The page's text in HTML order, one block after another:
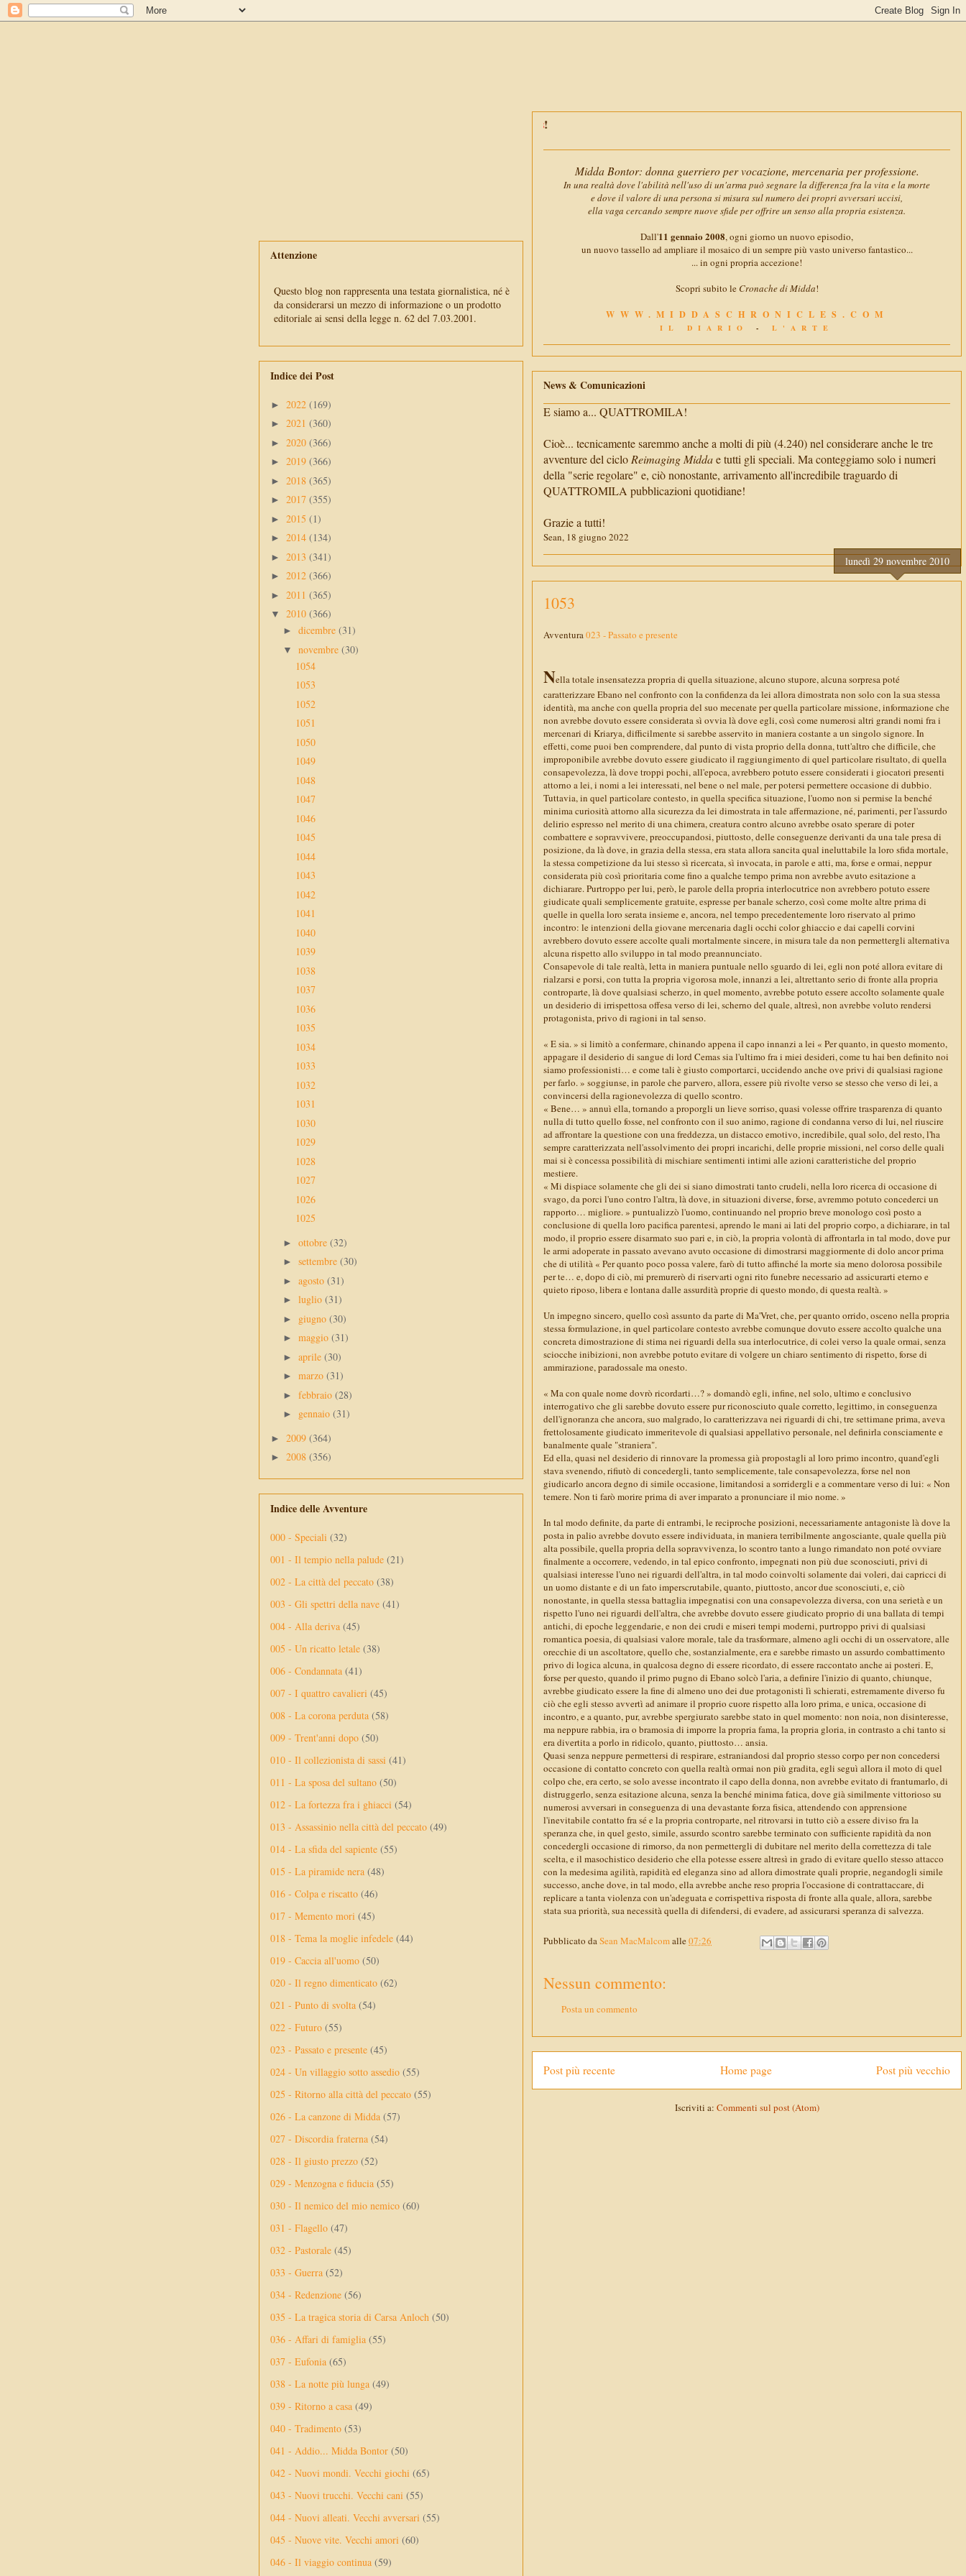
Midda Bontor: donna guerriero per vocazione, mercenaria per professione.
In una realtà dove l'abilità nell'uso di un'arma può segnare la differenza fra la vita e la morte
e dove il valore di una persona si misura sul numero dei propri avversari uccisi,
ella vaga cercando sempre nuove sfide per offrire un senso alla propria esistenza.
Dall'11 gennaio 2008, ogni giorno un nuovo episodio,
un nuovo tassello ad ampliare il mosaico di un sempre più vasto universo fantastico...
... in ogni propria accezione!
Scopri subito le Cronache di Midda!
WWW.MIDDASCHRONICLES.COM
IL DIARIO - L'ARTE
News & Comunicazioni
E siamo a... QUATTROMILA!
Cioè... tecnicamente saremmo anche a molti di più (4.240) nel considerare anche le tre
avventure del cicloReimaging Middae tutti gli speciali. Ma conteggiamo solo i numeri
della "serie regolare" e, ciò nonostante, arrivamento all'incredibile traguardo di
QUATTROMILA pubblicazioni quotidiane!
Grazie a tutti!
Sean, 18 giugno 2022
lunedì 29 novembre 2010
1053
Avventura023 - Passato e presente
Nella totale insensatezza propria di quella situazione, alcuno stupore, alcuna sorpresa poté
caratterizzare Ebano nel confronto con la confidenza da lei allora dimostrata non solo con la sua stessa
identità, ma anche con quella propria del suo mecenate per quella particolare missione, informazione che
non avrebbe dovuto essere considerata sì ovvia là dove egli, così come numerosi altri grandi nomi fra i
mercenari di Kriarya, difficilmente si sarebbe asservito in maniera costante a un singolo signore. In
effetti, come puoi ben comprendere, dal punto di vista proprio della donna, tutt'altro che difficile, che
improponibile avrebbe dovuto essere giudicato il raggiungimento di quel particolare risultato, di quella
consapevolezza, là dove troppi pochi, all'epoca, avrebbero potuto essere considerati i giocatori presenti
attorno a lei, i nomi a lei interessati, nel bene o nel male, per potersi permettere occasione di dubbio.
Tuttavia, in quel particolare contesto, in quella specifica situazione, l'uomo non si permise la benché
minima curiosità attorno alla sicurezza da lei dimostrata in tale affermazione, né, parimenti, per l'assurdo
delirio espresso nel merito di una chimera, creatura contro alcuno avrebbe osato sperare di poter
combattere e sopravvivere, preoccupandosi, piuttosto, delle conseguenze derivanti da una tale presa di
posizione, da là dove, in grazia della stessa, era stata allora sancita qual ineluttabile la loro sfida mortale,
la stessa competizione da lui stesso sì ricercata, sì invocata, in parole e atti, ma, forse e ormai, neppur
considerata più così prioritaria come fino a qualche tempo prima non avrebbe avuto esitazione a
dichiarare. Purtroppo per lui, però, le parole della propria interlocutrice non avrebbero potuto essere
giudicate quali semplicemente gratuite, espresse per banale scherzo, così come molte altre prima di
quelle in quella loro serata insieme e, ancora, nel tempo precedentemente loro riservato al primo
incontro: le intenzioni della giovane mercenaria dagli occhi color ghiaccio e dai capelli corvini
avrebbero dovuto essere accolte quali mortalmente sincere, in misura tale da non permettergli alternativa
alcuna rispetto allo sviluppo in tal modo preannunciato.
Consapevole di tale realtà, letta in maniera puntuale nello sguardo di lei, egli non poté allora evitare di
rialzarsi e porsi, con tutta la propria vigorosa mole, innanzi a lei, altrettanto serio di fronte alla propria
controparte, là dove qualsiasi scherzo, in quel momento, avrebbe potuto essere accolto solamente quale
un desiderio di irrispettosa offesa verso di lei, scherno del quale, altresì, non avrebbe voluto rendersi
protagonista, privo di ragioni in tal senso.
« E sia. » si limitò a confermare, chinando appena il capo innanzi a lei « Per quanto, in questo momento,
appagare il desiderio di sangue di lord Cemas sia l'ultimo fra i miei desideri, come tu hai ben definito noi
siamo professionisti… e come tali è giusto comportarci, uccidendo anche ove privi di qualsiasi ragione
per farlo. » soggiunse, in parole che parvero, allora, essere più rivolte verso se stesso che verso di lei, a
convincersi della ragionevolezza di quello scontro.
« Bene… » annuì ella, tornando a proporgli un lieve sorriso, quasi volesse offrire trasparenza di quanto
nulla di tutto quello fosse, nel confronto con il suo animo, ragione di condanna verso di lui, nel riuscire
ad affrontare la questione con una freddezza, un distacco emotivo, incredibile, qual solo, del resto, l'ha
sempre caratterizzata nell'assolvimento dei propri incarichi, delle proprie missioni, nel corso delle quali
mai si è concessa possibilità di mischiare sentimenti intimi alle azioni caratteristiche del proprio
mestiere.
« Mi dispiace solamente che gli dei si siano dimostrati tanto crudeli, nella loro ricerca di occasione di
svago, da porci l'uno contro l'altra, là dove, in situazioni diverse, forse, avremmo potuto concederci un
rapporto… migliore. » puntualizzò l'uomo, continuando nel proprio breve monologo così posto a
conclusione di quella loro pacifica parentesi, aprendo le mani ai lati del proprio corpo, a dichiarare, in tal
modo, il proprio essere disarmato suo pari e, in ciò, la propria volontà di affrontarla in tal modo, dove pur
le armi adoperate in passato avevano avuto occasione di dimostrarsi maggiormente di dolo ancor prima
che di utilità « Per quanto poco possa valere, farò di tutto affinché la morte sia meno dolorosa possibile
per te… e, dopo di ciò, mi premurerò di riservarti ogni rito funebre necessario ad assicurarti eterno e
quieto riposo, libera e lontana dalle assurdità proprie di questo mondo, di questa realtà. »
Un impegno sincero, quello così assunto da parte di Ma'Vret, che, per quanto orrido, osceno nella propria
stessa formulazione, in quel particolare contesto avrebbe comunque dovuto essere accolto qualche una
concreta dimostrazione di stima nei riguardi della sua interlocutrice, di colei verso la quale ormai, senza
sciocche inibizioni, non avrebbe potuto evitare di volgere un chiaro sentimento di rispetto, forse di
ammirazione, paradossale ma onesto.
« Ma con quale nome dovrò ricordarti…? » domandò egli, infine, nel solo, ultimo e conclusivo
interrogativo che gli sarebbe dovuto essere pur riconosciuto quale corretto, legittimo, in conseguenza
dell'ignoranza che ancora, suo malgrado, lo caratterizzava nei riguardi di chi, tre settimane prima, aveva
frettolosamente giudicato immeritevole di qualsiasi appellativo personale, nel definirla consciamente e
banalmente quale "straniera".
Ed ella, quasi nel desiderio di rinnovare la promessa già propostagli al loro primo incontro, quand'egli
stava svenendo, rifiutò di concedergli, tanto semplicemente, tale consapevolezza, forse nel non
giudicarlo ancora degno di simile occasione, limitandosi a sorridergli e a commentare verso di lui: « Non
temere. Non ti farò morire prima di aver imparato a pronunciare il mio nome. »
In tal modo definite, da parte di entrambi, le reciproche posizioni, necessariamente antagoniste là dove la
posta in palio avrebbe dovuto essere individuata, in maniera terribilmente angosciante, quale quella più
alta possibile, quella propria della sopravvivenza, lo scontro tanto a lungo rimandato non poté ovviare
finalmente a occorrere, vedendo, in tal epico confronto, impegnati non più due sconosciuti, privi di
qualsiasi interesse l'uno nei riguardi dell'altra, in tal modo coinvolti solamente dai voleri, dai capricci di
un uomo distante e di un fato imperscrutabile, quanto, piuttosto, ancor due sconosciuti, e, ciò
nonostante, in quella stessa battaglia impegnatisi con una consapevolezza diversa, con una serietà e un
rispetto l'uno nei riguardi dell'altra, che avrebbe dovuto essere giudicato proprio di una ballata di tempi
antichi, di epoche leggendarie, e non dei crudi e miseri tempi moderni, purtroppo privi di qualsiasi
romantica poesia, di qualsiasi valore morale, tale da trasformare, almeno agli occhi di un osservatore, alle
orecchie di un ascoltatore, quello che, sostanzialmente, era e sarebbe rimasto un assurdo combattimento
privo di logica alcuna, in qualcosa degno di essere ricordato, di essere raccontato anche ai posteri. E,
forse per questo, quando il primo pugno di Ebano solcò l'aria, a definire l'inizio di quanto, chiunque,
avrebbe giudicato essere la fine di almeno uno dei due protagonisti lì schierati, estremamente diverso fu
ciò che egli stesso avvertì ad animare il proprio cuore rispetto alla loro prima, e unica, occasione di
incontro, e a quanto, pur, avrebbe spergiurato sarebbe stato in quel momento: non noia, non disinteresse,
ma neppure rabbia, ira o bramosia di imporre la propria fama, la propria gloria, in contrasto a chi tanto si
era divertita a porlo in ridicolo, quanto, piuttosto… ansia.
Quasi senza neppure permettersi di respirare, estraniandosi dal proprio stesso corpo per non concedersi
occasione di contatto concreto con quella realtà ormai non più gradita, egli seguì allora il moto di quel
colpo che, era certo, se solo avesse incontrato il capo della donna, non avrebbe evitato di frantumarlo, di
distruggerlo, senza esitazione alcuna, senza la benché minima fatica, dove già similmente vittorioso su
numerosi avversari in conseguenza di una devastante forza fisica, attendendo con apprensione
l'inevitabile contatto fra sé e la propria controparte, nel ritrovarsi in tutto ciò a essere diviso fra la
speranza che, in quel gesto, simile, assurdo scontro sarebbe terminato con sufficiente rapidità da non
concedergli occasione di rimorso, da non permettergli di dubitare nel merito della correttezza di tale
scelta, e il masochistico desiderio che ella potesse essere altresì in grado di evitare quello stesso attacco
con la medesima agilità, rapidità ed eleganza sino ad allora dimostrate quali proprie, negandogli simile
successo, anche dove, in tal modo, ella avrebbe anche reso propria l'occasione di contrattaccare, di
replicare a tanta violenza con un'adeguata e corrispettiva risposta di fronte alla quale, allora, sarebbe
stata sua priorità, sua necessità quella di difendersi, di evadere, ad assicurarsi speranza di salvezza.
Pubblicato daSean MacMalcomalle 07:26
Nessun commento:
Posta un commento
Post più recente Post più vecchio
Home page
Iscriviti a: Commenti sul post (Atom)
Attenzione
Questo blog non rappresenta una testata giornalistica, né è
da considerarsi un mezzo di informazione o un prodotto
editoriale ai sensi della legge n. 62 del 7.03.2001.
Indice dei Post
► 2022 (169)
► 2021 (360)
► 2020 (366)
► 2019 (366)
► 2018 (365)
► 2017 (355)
► 2015 (1)
► 2014 (134)
► 2013 (341)
► 2012 (366)
► 2011 (365)
▼ 2010 (366)
► dicembre (31)
▼ novembre (30)
1054
1053
1052
1051
1050
1049
1048
1047
1046
1045
1044
1043
1042
1041
1040
1039
1038
1037
1036
1035
1034
1033
1032
1031
1030
1029
1028
1027
1026
1025
► ottobre (32)
► settembre (30)
► agosto (31)
► luglio (31)
► giugno (30)
► maggio (31)
► aprile (30)
► marzo (31)
► febbraio (28)
► gennaio (31)
► 2009 (364)
► 2008 (356)
Indice delle Avventure
000 - Speciali (32)
001 - Il tempio nella palude (21)
002 - La città del peccato (38)
003 - Gli spettri della nave (41)
004 - Alla deriva (45)
005 - Un ricatto letale (38)
006 - Condannata (41)
007 - I quattro cavalieri (45)
008 - La corona perduta (58)
009 - Trent'anni dopo (50)
010 - Il collezionista di sassi (41)
011 - La sposa del sultano (50)
012 - La fortezza fra i ghiacci (54)
013 - Assassinio nella città del peccato (49)
014 - La sfida del sapiente (55)
015 - La piramide nera (48)
016 - Colpa e riscatto (46)
017 - Memento mori (45)
018 - Tema la moglie infedele (44)
019 - Caccia all'uomo (50)
020 - Il regno dimenticato (62)
021 - Punto di svolta (54)
022 - Futuro (55)
023 - Passato e presente (45)
024 - Un villaggio sotto assedio (55)
025 - Ritorno alla città del peccato (55)
026 - La canzone di Midda (57)
027 - Discordia fraterna (54)
028 - Il giusto prezzo (52)
029 - Menzogna e fiducia (55)
030 - Il nemico del mio nemico (60)
031 - Flagello (47)
032 - Pastorale (45)
033 - Guerra (52)
034 - Redenzione (56)
035 - La tragica storia di Carsa Anloch (50)
036 - Affari di famiglia (55)
037 - Eufonia (65)
038 - La notte più lunga (49)
039 - Ritorno a casa (49)
040 - Tradimento (53)
041 - Addio... Midda Bontor (50)
042 - Nuovi mondi. Vecchi giochi (65)
043 - Nuovi trucchi. Vecchi cani (55)
044 - Nuovi alleati. Vecchi avversari (55)
045 - Nuove vite. Vecchi amori (60)
046 - Il viaggio continua (59)